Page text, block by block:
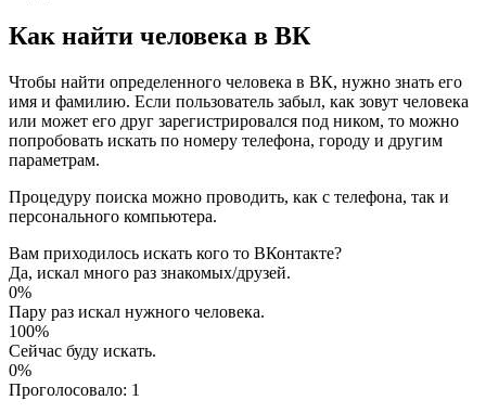
Как найти человека в ВК
Чтобы найти определенного человека в ВК, нужно знать его
имя и фамилию. Если пользователь забыл, как зовут человека
или может его друг зарегистрировался под ником, то можно
попробовать искать по номеру телефона, городу и другим
параметрам.
Процедуру поиска можно проводить, как с телефона, так и
персонального компьютера.
Вам приходилось искать кого то ВКонтакте?
Да, искал много раз знакомых/друзей.
0%
Пару раз искал нужного человека.
100%
Сейчас буду искать.
0%
Проголосовало: 1